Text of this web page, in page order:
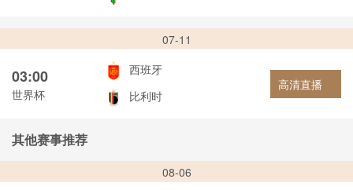
07-11
03:00
世界杯
西班牙
比利时
高清直播
其他赛事推荐
08-06